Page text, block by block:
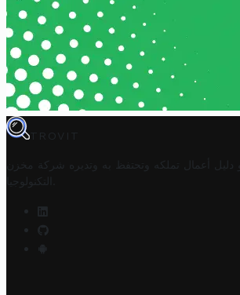
TROVIT
أعمال تملكه وتحتفظ به وتديره
شركة مخزن
التكنولوجيا